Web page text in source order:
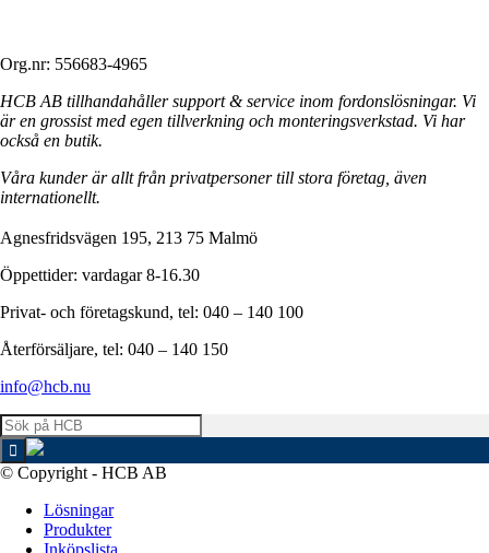
Org.nr: 556683-4965
HCB AB tillhandahåller support & service inom fordonslösningar. Vi
är en grossist med egen tillverkning och monteringsverkstad. Vi har
också en butik.
Våra kunder är allt från privatpersoner till stora företag, även
internationellt.
Agnesfridsvägen 195, 213 75 Malmö
Öppettider: vardagar 8-16.30
Privat- och företagskund, tel: 040 – 140 100
Återförsäljare, tel: 040 – 140 150
info@hcb.nu
© Copyright - HCB AB
Lösningar
Produkter
Inköpslista